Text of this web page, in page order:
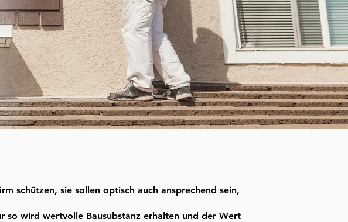
schützen, sie sollen optisch auch ansprechend sein,
so wird wertvolle Bausubstanz erhalten und der Wert